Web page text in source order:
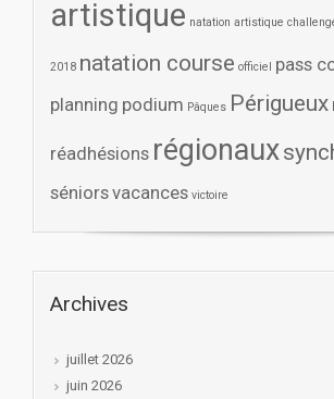
artistique natation artistique
2018 natation course officiel pass
planning podium Pâques Périgueux
réadhésions régionaux
séniorsvacances victoire
Archives
juillet 2026
juin 2026